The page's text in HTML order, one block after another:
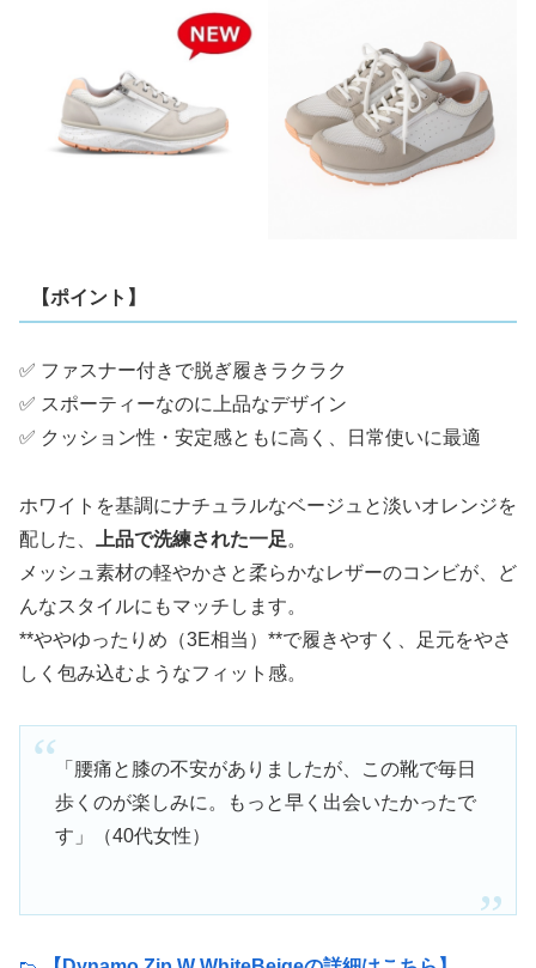
【ポイント】
✅ ファスナー付きで脱ぎ履きラクラク
✅ スポーティーなのに上品なデザイン
✅ クッション性・安定感ともに高く、日常使いに最適
ホワイトを基調にナチュラルなベージュと淡いオレンジを
配した、
上品で洗練された一足 。
メッシュ素材の軽やかさと柔らかなレザーのコンビが、ど
んなスタイルにもマッチします。
**ややゆったりめ（3E相当）**で履きやすく、足元をやさ
しく包み込むようなフィット感。
「腰痛と膝の不安がありましたが、この靴で毎日
歩くのが楽しみに。もっと早く出会いたかったで
す」（40代女性）